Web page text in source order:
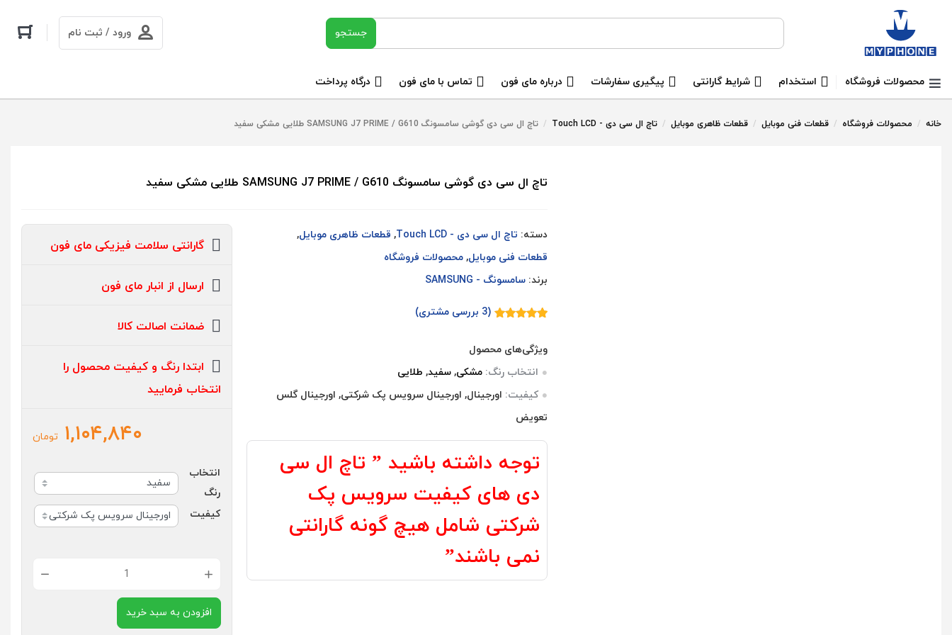
ورود / ثبت نام
محصولات فروشگاه استخدام شرایط گارانتی پیگیری سفارشات درباره مای فون تماس با مای فون درگاه پرداخت
خانه / محصولات فروشگاه / قطعات فنی موبایل / قطعات ظاهری موبایل / تاچ ال سی دی - Touch LCD / تاچ ال سی دی گوشی سامسونگ SAMSUNG J7 PRIME / G610 طلایی مشکی سفید
تاچ ال سی دی گوشی سامسونگ SAMSUNG J7 PRIME / G610 طلایی مشکی سفید
دسته: تاچ ال سی دی - Touch LCD , قطعات ظاهری موبایل,
قطعات فنی موبایل,محصولات فروشگاه
برند:سامسونگ - SAMSUNG
در
امتیازدهی
مشتری
(
3 بررسی مشتری)
ویژگی‌های محصول
انتخاب رنگ:مشکی,سفید, طلایی
کیفیت: اورجینال, اورجینال سرویس پک شرکتی, اورجینال گلس
تعویض
توجه داشته باشید ” تاچ ال سی
دی های کیفیت سرویس پک
شرکتی شامل هیچ گونه گارانتی
نمی باشند”
گارانتی سلامت فیزیکی مای فون
ارسال از انبار مای فون
ضمانت اصالت کالا
ابتدا رنگ و کیفیت محصول را
انتخاب فرمایید
۱,۱۰۴,۸۴۰ تومان
انتخاب
رنگ
کیفیت
افزودن به سبد خرید